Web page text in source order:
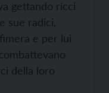
gettando ricci
sue radici,
e per lui
della loro